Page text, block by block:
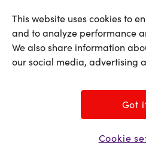
©2025 Prezzee Pty Limited ACN 602
This website uses cookies to
and to analyze performance
We also share information
our social media, advertising
Got
Cookie